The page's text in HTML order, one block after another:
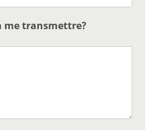
me transmettre?